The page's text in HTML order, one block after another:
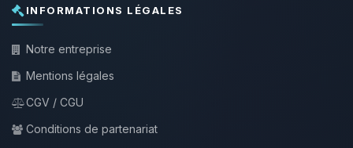
INFORMATIONS LÉGALES
Notre entreprise
Mentions légales
CGV / CGU
Conditions de partenariat